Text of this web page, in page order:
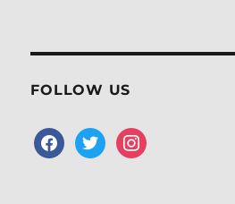
FOLLOW US
facebooktwitterinstagram